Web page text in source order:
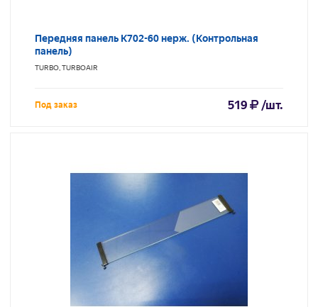
Передняя панель K702-60 нерж. (Контрольная
панель)
TURBO, TURBOAIR
Под заказ 519 /шт.